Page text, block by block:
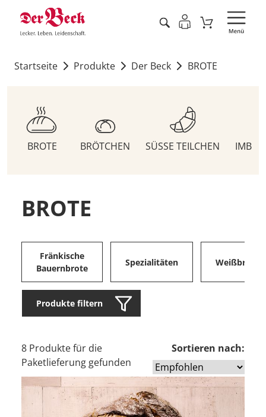
Startseite Produkte Der Beck BROTE
BROTE BRÖTCHEN SÜSSE TEILCHEN
BROTE
Fränkische
Bauernbrote
Spezialitäten Weißbrote
Produkte filtern
8 Produkte für die
Paketlieferung gefunden
Sortieren nach: